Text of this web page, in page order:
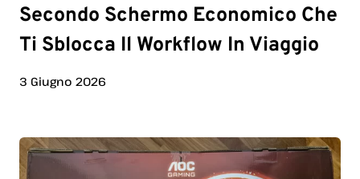
Secondo Schermo Economico Che
Ti Sblocca Il Workflow In Viaggio
3 Giugno 2026